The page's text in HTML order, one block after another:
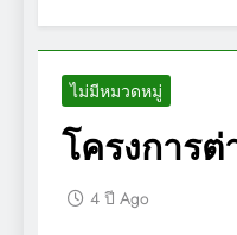
ไม่มีหมวดหมู่
โครงการต่
4 ปี Ago